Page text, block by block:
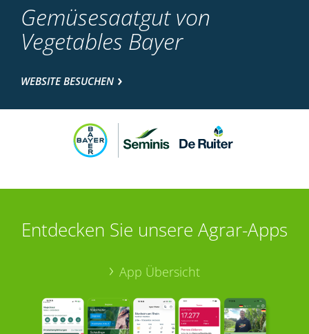
Gemüsesaatgut von
Vegetables Bayer
WEBSITE BESUCHEN
Entdecken Sie unsere Agrar-Apps
App Übersicht